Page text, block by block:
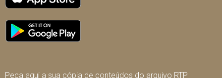
Peça aqui a sua cópia de conteúdos do arquivo RTP